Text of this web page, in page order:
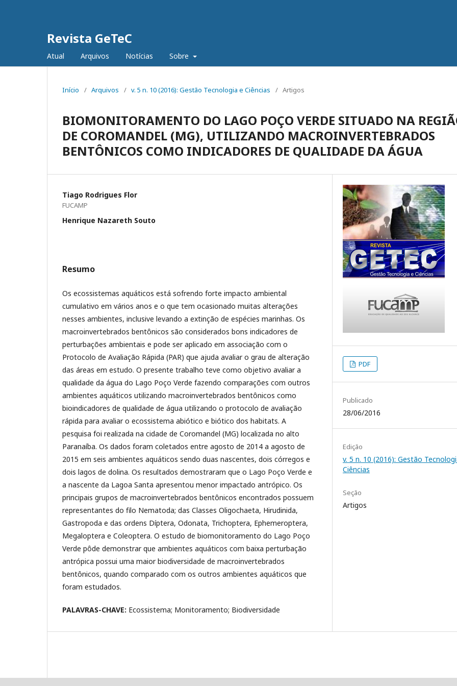
Revista GeTeC
Atual Arquivos Notícias Sobre
Início / Arquivos / v. 5 n. 10 (2016): Gestão Tecnologia e Ciências / Artigos
BIOMONITORAMENTO DO LAGO POÇO VERDE SITUADO NA
DE COROMANDEL (MG), UTILIZANDO MACROINVERTEBRADOS
BENTÔNICOS COMO INDICADORES DE QUALIDADE DA ÁGUA
Tiago Rodrigues Flor
FUCAMP
Henrique Nazareth Souto
Resumo
Os ecossistemas aquáticos está sofrendo forte impacto ambiental
cumulativo em vários anos e o que tem ocasionado muitas alterações
nesses ambientes, inclusive levando a extinção de espécies marinhas. Os
macroinvertebrados bentônicos são considerados bons indicadores de
perturbações ambientais e pode ser aplicado em associação com o
Protocolo de Avaliação Rápida (PAR) que ajuda avaliar o grau de alteração
das áreas em estudo. O presente trabalho teve como objetivo avaliar a
qualidade da água do Lago Poço Verde fazendo comparações com outros
ambientes aquáticos utilizando macroinvertebrados bentônicos como
bioindicadores de qualidade de água utilizando o protocolo de avaliação
rápida para avaliar o ecossistema abiótico e biótico dos habitats. A
pesquisa foi realizada na cidade de Coromandel (MG) localizada no alto
Paranaíba. Os dados foram coletados entre agosto de 2014 a agosto de
2015 em seis ambientes aquáticos sendo duas nascentes, dois córregos e
dois lagos de dolina. Os resultados demostraram que o Lago Poço Verde e
a nascente da Lagoa Santa apresentou menor impactado antrópico. Os
principais grupos de macroinvertebrados bentônicos encontrados possuem
representantes do filo Nematoda; das Classes Oligochaeta, Hirudinida,
Gastropoda e das ordens Díptera, Odonata, Trichoptera, Ephemeroptera,
Megaloptera e Coleoptera. O estudo de biomonitoramento do Lago Poço
Verde pôde demonstrar que ambientes aquáticos com baixa perturbação
antrópica possui uma maior biodiversidade de macroinvertebrados
bentônicos, quando comparado com os outros ambientes aquáticos que
foram estudados.
PALAVRAS-CHAVE: Ecossistema; Monitoramento; Biodiversidade
PDF
Publicado
28/06/2016
Edição
v. 5 n. 10 (2016): Gestão
Ciências
Seção
Artigos